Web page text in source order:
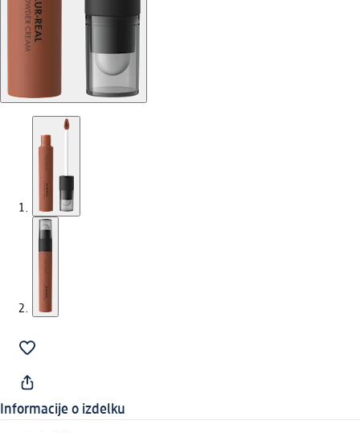
Informacije o izdelku